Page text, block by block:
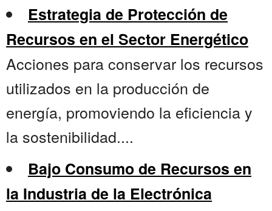
Estrategia de Protección de
Recursos en el Sector Energético
Acciones para conservar los recursos
utilizados en la producción de
energía, promoviendo la eficiencia y
la sostenibilidad....
Bajo Consumo de Recursos en
la Industria de la Electrónica